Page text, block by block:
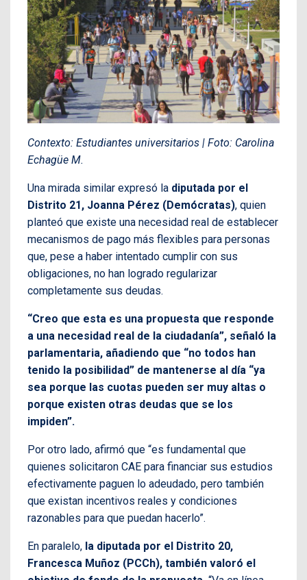
Contexto: Estudiantes universitarios | Foto: Carolina
Echagüe M.
Una mirada similar expresó la diputada por el
Distrito 21, Joanna Pérez (Demócratas), quien
planteó que existe una necesidad real de establecer
mecanismos de pago más flexibles para personas
que, pese a haber intentado cumplir con sus
obligaciones, no han logrado regularizar
completamente sus deudas.
“Creo que esta es una propuesta que responde
a una necesidad real de la ciudadanía”, señaló la
parlamentaria, añadiendo que “no todos han
tenido la posibilidad” de mantenerse al día “ya
sea porque las cuotas pueden ser muy altas o
porque existen otras deudas que se los
impiden”.
Por otro lado, afirmó que “es fundamental que
quienes solicitaron CAE para financiar sus estudios
efectivamente paguen lo adeudado, pero también
que existan incentivos reales y condiciones
razonables para que puedan hacerlo”.
En paralelo, la diputada por el Distrito 20,
Francesca Muñoz (PCCh), también valoró el